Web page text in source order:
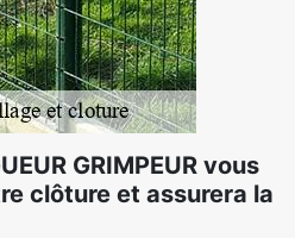
GRIMPEUR vous
clôture et assurera la